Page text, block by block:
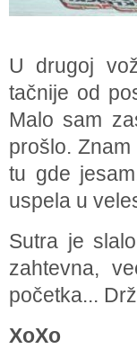
U drugoj
tačnije od
Malo sam
prošlo.
tu gde
uspela u
Sutra je
zahtevna,
početka...
XoXo